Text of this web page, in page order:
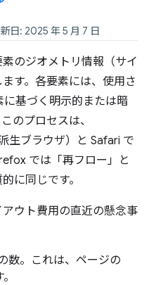
日: 2025 年 5 月 7 日
のジオメトリ情報（サイ
す。各要素には、使用さ
に基づく明示的または暗
のプロセスは、
生ブラウザ）と Safari で
では「再フロー」と
に同じです。
ウト費用の直近の懸念事
数。これは、ページの